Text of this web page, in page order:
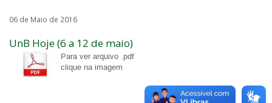
06 de Maio de 2016
UnB Hoje (6 a 12 de maio)
Para ver arquivo .pdf
clique na imagem